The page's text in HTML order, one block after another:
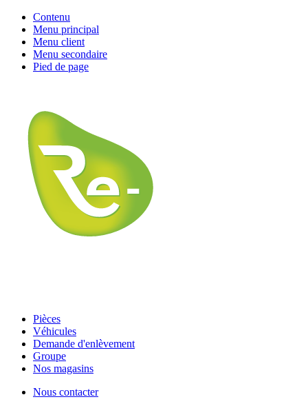
Contenu
Menu principal
Menu client
Menu secondaire
Pied de page
Pièces
Véhicules
Demande d'enlèvement
Groupe
Nos magasins
Nous contacter